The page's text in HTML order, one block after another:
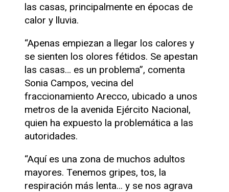
las casas, principalmente en épocas de
calor y lluvia.
“Apenas empiezan a llegar los calores y
se sienten los olores fétidos. Se apestan
las casas… es un problema”, comenta
Sonia Campos, vecina del
fraccionamiento Arecco, ubicado a unos
metros de la avenida Ejército Nacional,
quien ha expuesto la problemática a las
autoridades.
“Aquí es una zona de muchos adultos
mayores. Tenemos gripes, tos, la
respiración más lenta… y se nos agrava